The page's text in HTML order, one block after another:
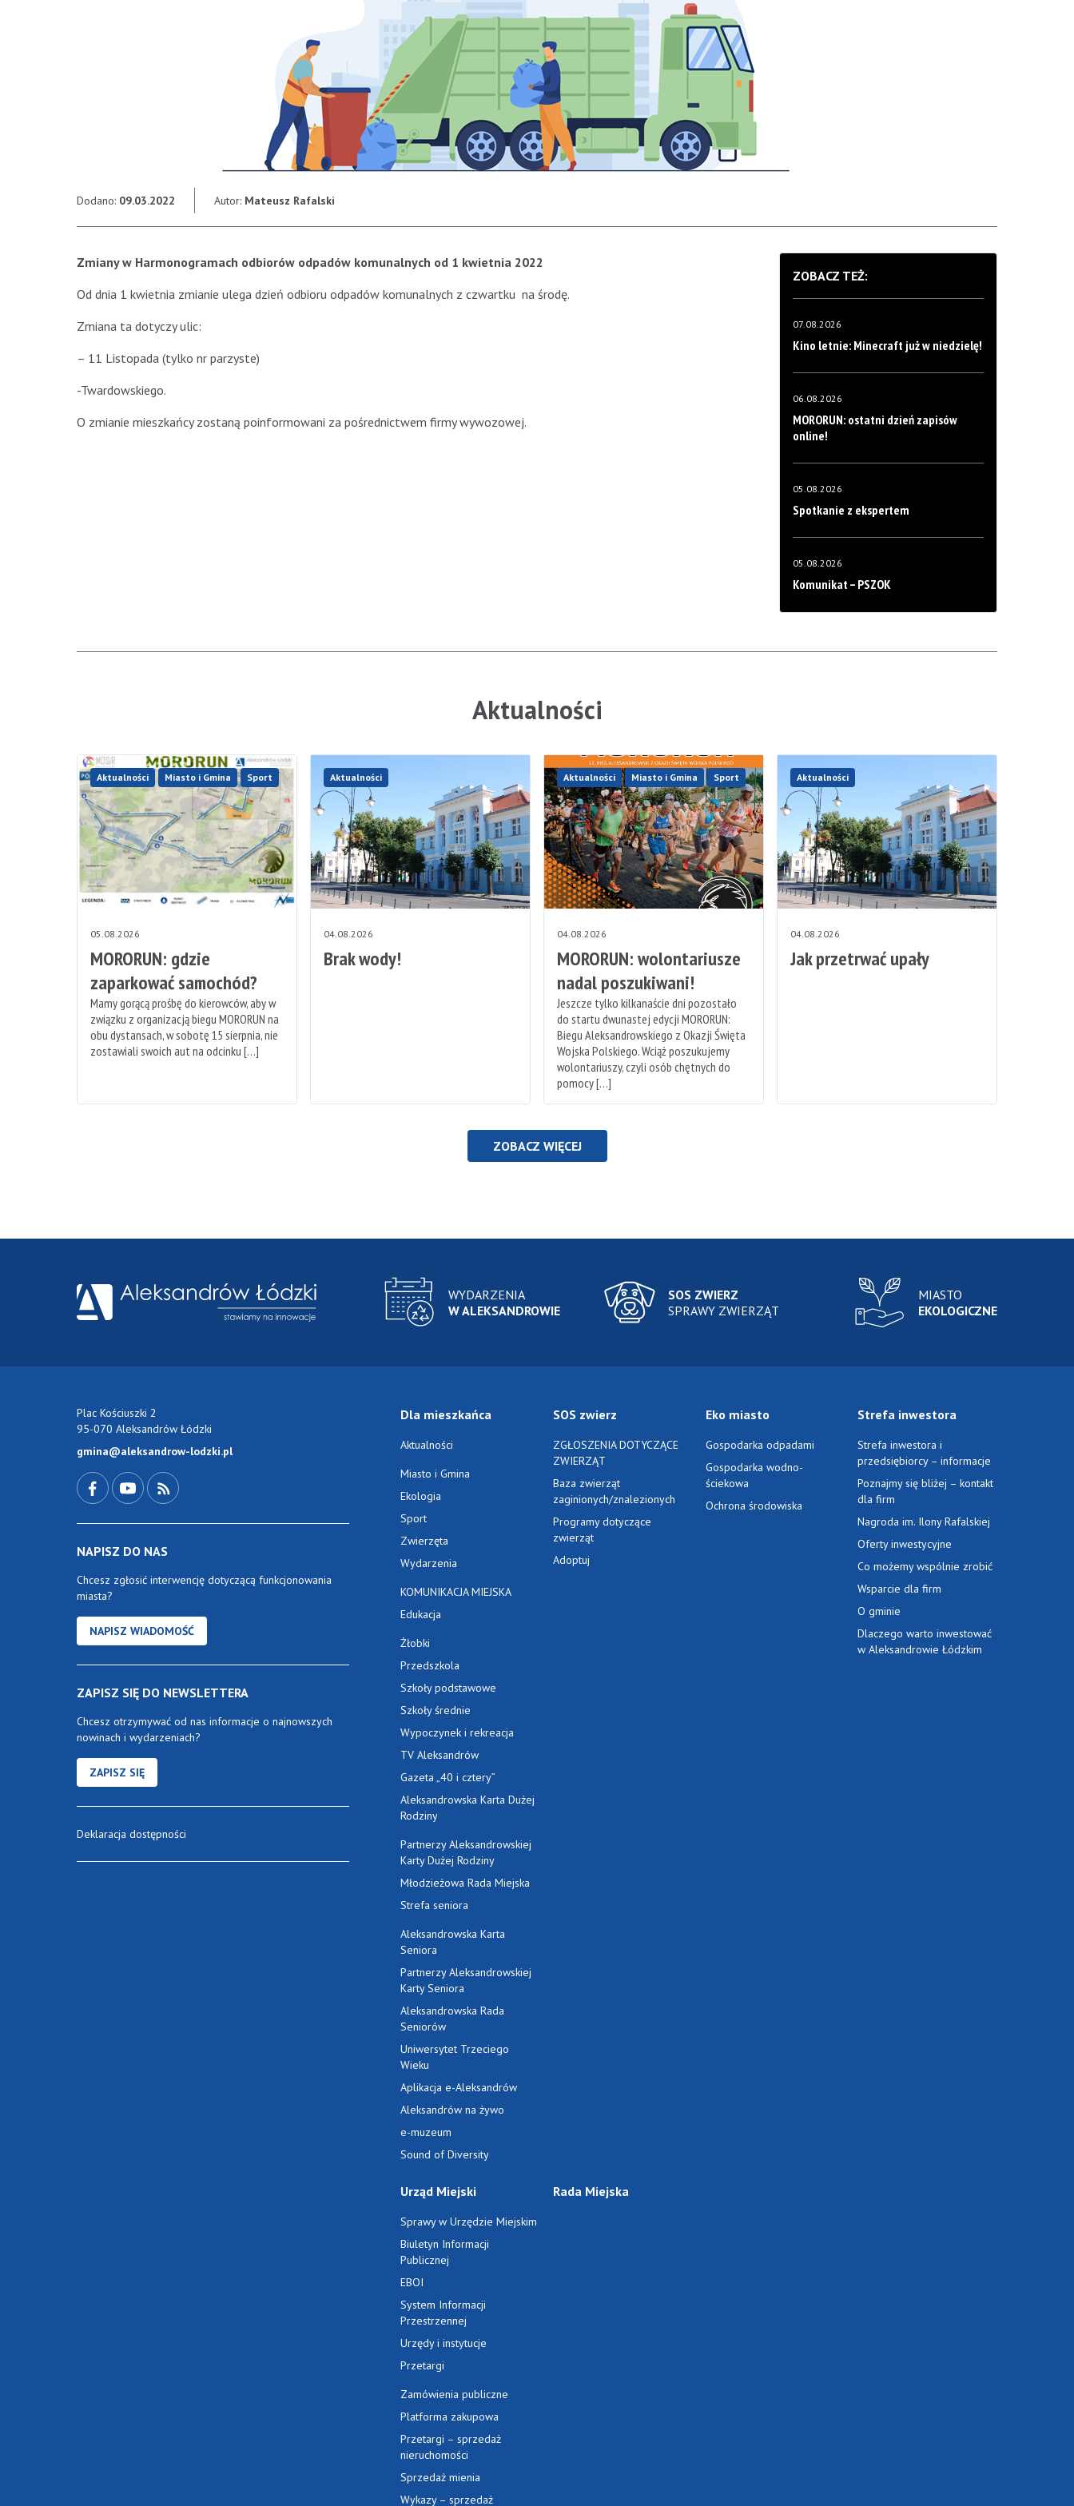
Dodano: 09.03.2022 Autor: Mateusz Rafalski
Zmiany w Harmonogramach odbiorów odpadów komunalnych od 1 kwietnia 2022
Od dnia 1 kwietnia zmianie ulega dzień odbioru odpadów komunalnych z czwartku na środę.
Zmiana ta dotyczy ulic:
– 11 Listopada (tylko nr parzyste)
-Twardowskiego.
O zmianie mieszkańcy zostaną poinformowani za pośrednictwem firmy wywozowej.
ZOBACZ TEŻ:
07.08.2026
Kino letnie: Minecraft już w niedzielę!
06.08.2026
MORORUN: ostatni dzień zapisów
online!
05.08.2026
Spotkanie z ekspertem
05.08.2026
Komunikat – PSZOK
Aktualności
Aktualności Miasto i Gmina Sport
05.08.2026
MORORUN: gdzie
zaparkować samochód?
Mamy gorącą prośbę do kierowców, aby w
związku z organizacją biegu MORORUN na
obu dystansach, w sobotę 15 sierpnia, nie
zostawiali swoich aut na odcinku […]
Aktualności
04.08.2026
Brak wody!
Aktualności Miasto i Gmina Sport
04.08.2026
MORORUN: wolontariusze
nadal poszukiwani!
Jeszcze tylko kilkanaście dni pozostało
do startu dwunastej edycji MORORUN:
Biegu Aleksandrowskiego z Okazji Święta
Wojska Polskiego. Wciąż poszukujemy
wolontariuszy, czyli osób chętnych do
pomocy […]
Aktualności
04.08.2026
Jak przetrwać upały
ZOBACZ WIĘCEJ
WYDARZENIA
W ALEKSANDROWIE
SOS ZWIERZ
SPRAWY ZWIERZĄT
MIASTO
EKOLOGICZNE
Plac Kościuszki 2
95-070 Aleksandrów Łódzki
gmina@aleksandrow-lodzki.pl
NAPISZ DO NAS
Chcesz zgłosić interwencję dotyczącą funkcjonowania
miasta?
NAPISZ WIADOMOŚĆ
ZAPISZ SIĘ DO NEWSLETTERA
Chcesz otrzymywać od nas informacje o najnowszych
nowinach i wydarzeniach?
ZAPISZ SIĘ
Deklaracja dostępności
Dla mieszkańca
Aktualności
Miasto i Gmina
Ekologia
Sport
Zwierzęta
Wydarzenia
KOMUNIKACJA MIEJSKA
Edukacja
Żłobki
Przedszkola
Szkoły podstawowe
Szkoły średnie
Wypoczynek i rekreacja
TV Aleksandrów
Gazeta „40 i cztery”
Aleksandrowska Karta Dużej
Rodziny
Partnerzy Aleksandrowskiej
Karty Dużej Rodziny
Młodzieżowa Rada Miejska
Strefa seniora
Aleksandrowska Karta
Seniora
Partnerzy Aleksandrowskiej
Karty Seniora
Aleksandrowska Rada
Seniorów
Uniwersytet Trzeciego
Wieku
Aplikacja e-Aleksandrów
Aleksandrów na żywo
e-muzeum
Sound of Diversity
SOS zwierz
ZGŁOSZENIA DOTYCZĄCE
ZWIERZĄT
Baza zwierząt
zaginionych/znalezionych
Programy dotyczące
zwierząt
Adoptuj
Eko miasto
Gospodarka odpadami
Gospodarka wodno-
ściekowa
Ochrona środowiska
Strefa inwestora
Strefa inwestora i
przedsiębiorcy – informacje
Poznajmy się bliżej – kontakt
dla firm
Nagroda im. Ilony Rafalskiej
Oferty inwestycyjne
Co możemy wspólnie zrobić
Wsparcie dla firm
O gminie
Dlaczego warto inwestować
w Aleksandrowie Łódzkim
Urząd Miejski
Sprawy w Urzędzie Miejskim
Biuletyn Informacji
Publicznej
EBOI
System Informacji
Przestrzennej
Urzędy i instytucje
Przetargi
Zamówienia publiczne
Platforma zakupowa
Przetargi – sprzedaż
nieruchomości
Sprzedaż mienia
Wykazy – sprzedaż
Rada Miejska